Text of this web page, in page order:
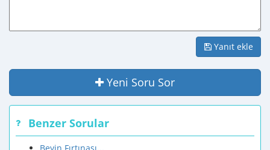
Yanıt ekle
Yeni Soru Sor
Benzer Sorular